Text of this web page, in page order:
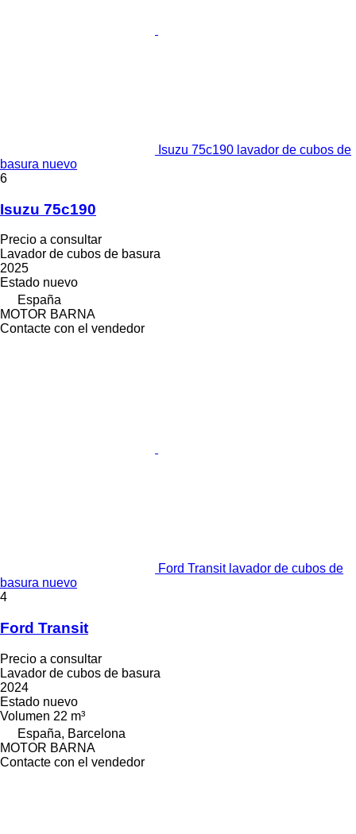
Isuzu 75c190 lavador de cubos de
basura nuevo
6
Isuzu 75c190
Precio a consultar
Lavador de cubos de basura
2025
Estado nuevo
España
MOTOR BARNA
Contacte con el vendedor
Ford Transit lavador de cubos de
basura nuevo
4
Ford Transit
Precio a consultar
Lavador de cubos de basura
2024
Estado nuevo
Volumen 22 m³
España, Barcelona
MOTOR BARNA
Contacte con el vendedor